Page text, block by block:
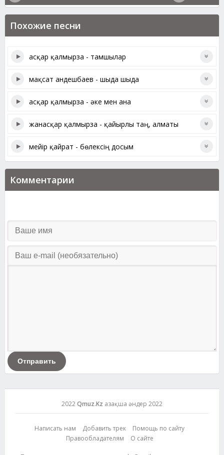
Похожие песни
асқар қалмырза - тамшылар
мақсат андешбаев - шыда шыда
асқар қалмырза - әке мен ана
жанасқар қалмырза - қайырлы таң, алматы
мейір қайрат - бөлексің досым
Комментарии
Отправить
2022Qmuz.Kz Қазақша әндер 2022
Написать нам Добавить трек
Помощь по сайту
Правообладателям
О сайте